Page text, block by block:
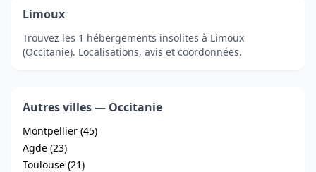
Limoux
Trouvez les 1 hébergements insolites à Limoux
(Occitanie). Localisations, avis et coordonnées.
Autres villes — Occitanie
Montpellier (45)
Agde (23)
Toulouse (21)